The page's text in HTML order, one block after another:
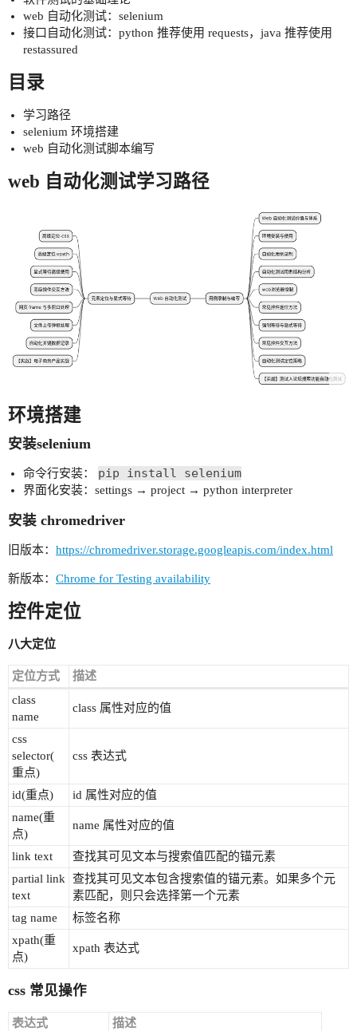
web 自动化测试：selenium
接口自动化测试：python 推荐使用 requests，java 推荐使用
restassured
目录
学习路径
selenium 环境搭建
web 自动化测试脚本编写
web 自动化测试学习路径
环境搭建
安装selenium
命令行安装： pip install selenium
界面化安装：settings → project → python interpreter
安装 chromedriver
旧版本： https://chromedriver.storage.googleapis.com/index.html
新版本： Chrome for Testing availability
控件定位
八大定位
定位方式
描述
class
name
class 属性对应的值
css
selector(
重点)
css 表达式
id(重点)
id 属性对应的值
name(重
点)
name 属性对应的值
link text
查找其可见文本与搜索值匹配的锚元素
partial link
text
查找其可见文本包含搜索值的锚元素。如果多个元
素匹配，则只会选择第一个元素
tag name
标签名称
xpath(重
点)
xpath 表达式
css 常见操作
表达式 描述